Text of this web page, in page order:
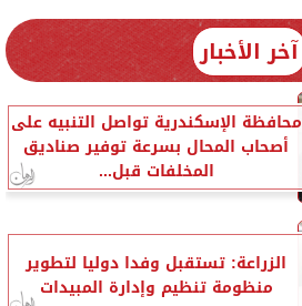
آخر الأخبار
محافظة الإسكندرية تواصل التنبيه على
أصحاب المحال بسرعة توفير صناديق
المخلفات قبل...
الزراعة: تستقبل وفدا دوليا لتطوير
منظومة تنظيم وإدارة المبيدات